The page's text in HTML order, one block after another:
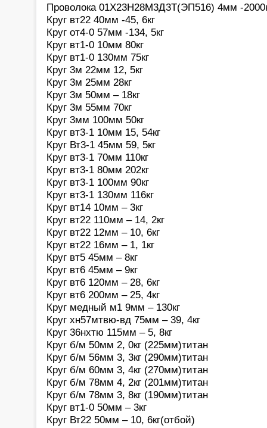
Проволока 01Х23Н28М3Д3Т(ЭП516) 4мм -
Круг вт22 40мм -45, 6кг
Круг от4-0 57мм -134, 5кг
Круг вт1-0 10мм 80кг
Круг вт1-0 130мм 75кг
Круг 3м 22мм 12, 5кг
Круг 3м 25мм 28кг
Круг 3м 50мм – 18кг
Круг 3м 55мм 70кг
Круг 3мм 100мм 50кг
Круг вт3-1 10мм 15, 54кг
Круг Вт3-1 45мм 59, 5кг
Круг вт3-1 70мм 110кг
Круг вт3-1 80мм 202кг
Круг вт3-1 100мм 90кг
Круг вт3-1 130мм 116кг
Круг вт14 10мм – 3кг
Круг вт22 110мм – 14, 2кг
Круг вт22 12мм – 10, 6кг
Круг вт22 16мм – 1, 1кг
Круг вт5 45мм – 8кг
Круг вт6 45мм – 9кг
Круг вт6 120мм – 28, 6кг
Круг вт6 200мм – 25, 4кг
Круг медный м1 9мм – 130кг
Круг хн57мтвю-вд 75мм – 39, 4кг
Круг 36нхтю 115мм – 5, 8кг
Круг б/м 50мм 2, 0кг (225мм)титан
Круг б/м 56мм 3, 3кг (290мм)титан
Круг б/м 60мм 3, 4кг (270мм)титан
Круг б/м 78мм 4, 2кг (201мм)титан
Круг б/м 78мм 3, 8кг (190мм)титан
Круг вт1-0 50мм – 3кг
Круг Вт22 50мм – 10, 6кг(отбой)